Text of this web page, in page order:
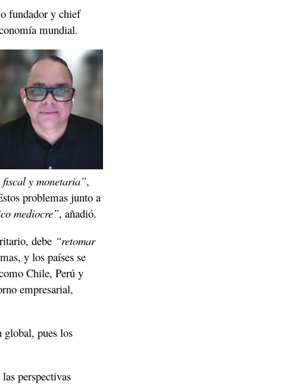
fundador y chief
mundial.
y monetaria”,
problemas junto a
mediocre”, añadió.
debe “retomar
y los países se
Chile, Perú y
empresarial,
global, pues los
perspectivas